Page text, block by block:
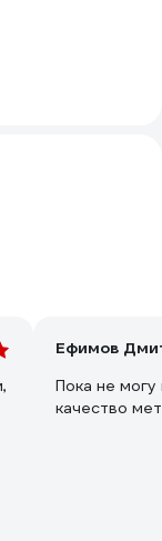
Ефимов
Пока не могу
качество